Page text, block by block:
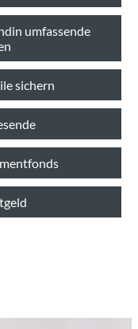
umfassende
sichern